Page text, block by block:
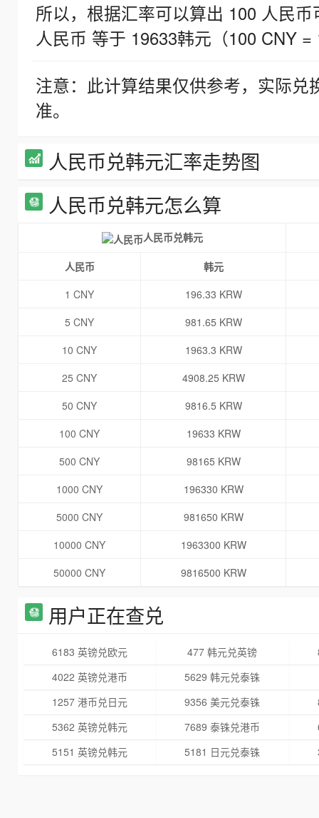
所以，根据汇率可以算出 100 人民
人民币 等于 19633韩元（100 CNY =
注意：此计算结果仅供参考，实际
准。
人民币兑韩元汇率走势图
人民币兑韩元怎么算
人民币兑韩元
人民币
韩元
1 CNY
196.33 KRW
5 CNY
981.65 KRW
10 CNY
1963.3 KRW
25 CNY
4908.25 KRW
50 CNY
9816.5 KRW
100 CNY
19633 KRW
500 CNY
98165 KRW
1000 CNY
196330 KRW
5000 CNY
981650 KRW
10000 CNY
1963300 KRW
50000 CNY
9816500 KRW
用户正在查兑
6183 英镑兑欧元 477 韩元兑英镑
4022 英镑兑港币
5629 韩元兑泰铢
1257 港币兑日元
9356 美元兑泰铢
5362 英镑兑韩元
7689 泰铢兑港币
5151 英镑兑韩元
5181 日元兑泰铢